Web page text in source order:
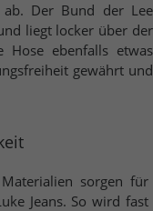
ab. Der Bund der Lee
liegt locker über der
Hose ebenfalls etwas
gewährt und
sorgen für
Jeans. So wird fast